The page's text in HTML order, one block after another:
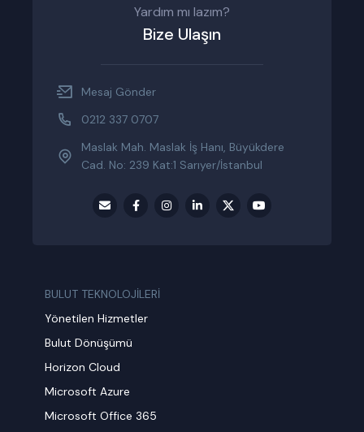
Yardım mı lazım?
Bize Ulaşın
Mesaj Gönder
0212 337 0707
Maslak Mah. Maslak İş Hanı, Büyükdere
Cad. No: 239 Kat:1 Sarıyer/İstanbul
BULUT TEKNOLOJİLERİ
Yönetilen Hizmetler
Bulut Dönüşümü
Horizon Cloud
Microsoft Azure
Microsoft Office 365